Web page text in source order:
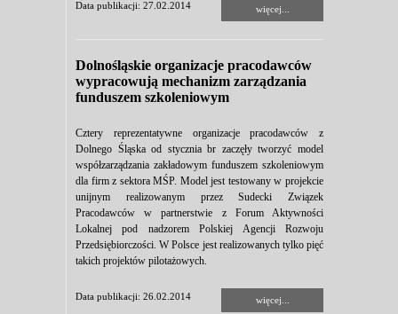
Data publikacji: 27.02.2014 więcej...
Dolnośląskie organizacje pracodawców
wypracowują mechanizm zarządzania
funduszem szkoleniowym
Cztery reprezentatywne organizacje pracodawców z
Dolnego Śląska od stycznia br zaczęły tworzyć model
współzarządzania zakładowym funduszem szkoleniowym
dla firm z sektora MŚP. Model jest testowany w projekcie
unijnym realizowanym przez Sudecki Związek
Pracodawców w partnerstwie z Forum Aktywności
Lokalnej pod nadzorem Polskiej Agencji Rozwoju
Przedsiębiorczości. W Polsce jest realizowanych tylko pięć
takich projektów pilotażowych.
Data publikacji: 26.02.2014 więcej...